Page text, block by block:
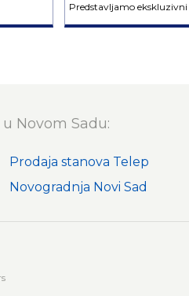
Predstavljamo ekskluzivni
Novom Sadu:
Prodaja stanova Telep
Novogradnja Novi Sad